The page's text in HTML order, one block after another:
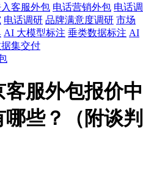
入客服外包 电话营销外包 电话调
电话调研 品牌满意度调研 市场
AI 大模型标注 垂类数据标注 AI
集交付
服外包报价中
些？（附谈判